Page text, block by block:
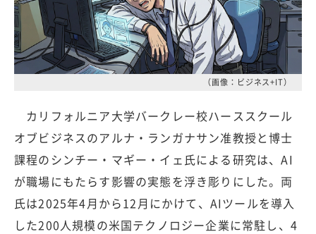
（画像：ビジネス+IT）
カリフォルニア大学バークレー校ハーススクール
オブビジネスのアルナ・ランガナサン准教授と博士
課程のシンチー・マギー・イェ氏による研究は、AI
が職場にもたらす影響の実態を浮き彫りにした。両
氏は2025年4月から12月にかけて、AIツールを導入
した200人規模の米国テクノロジー企業に常駐し、4